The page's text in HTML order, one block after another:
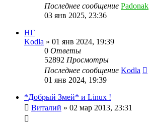
Последнее сообщение Padonak
03 янв 2025, 23:36
НГ
Kodla » 01 янв 2024, 19:39
0 Ответы
52892 Просмотры
Последнее сообщение Kodla
01 янв 2024, 19:39
*Добрый Змей* и Linux !
Виталий » 02 мар 2013, 23:31